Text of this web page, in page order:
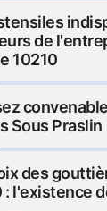
de
10210
Sous Praslin
des
: l'existence